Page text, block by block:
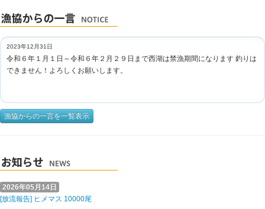
2023年12月31日
令和６年１月１日～令和６年２月２９日まで西湖は禁漁期間になります 釣りは
できません！よろしくお願いします。
漁協からの一言を一覧表示
2026年05月14日
[放流報告] ヒメマス 10000尾